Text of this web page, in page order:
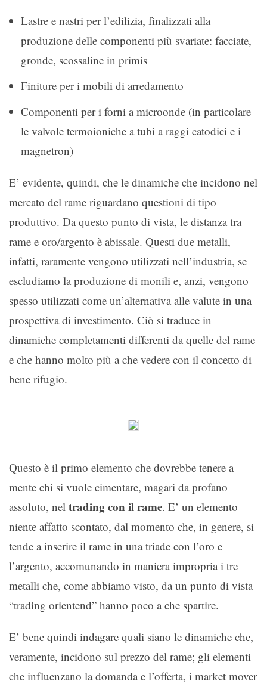
Lastre e nastri per l’edilizia, finalizzati alla
produzione delle componenti più svariate: facciate,
gronde, scossaline in primis
Finiture per i mobili di arredamento
Componenti per i forni a microonde (in particolare
le valvole termoioniche a tubi a raggi catodici e i
magnetron)
E’ evidente, quindi, che le dinamiche che incidono nel
mercato del rame riguardano questioni di tipo
produttivo. Da questo punto di vista, le distanza tra
rame e oro/argento è abissale. Questi due metalli,
infatti, raramente vengono utilizzati nell’industria, se
escludiamo la produzione di monili e, anzi, vengono
spesso utilizzati come un’alternativa alle valute in una
prospettiva di investimento. Ciò si traduce in
dinamiche completamenti differenti da quelle del rame
e che hanno molto più a che vedere con il concetto di
bene rifugio.
Questo è il primo elemento che dovrebbe tenere a
mente chi si vuole cimentare, magari da profano
assoluto, nel trading con il rame. E’ un elemento
niente affatto scontato, dal momento che, in genere, si
tende a inserire il rame in una triade con l’oro e
l’argento, accomunando in maniera impropria i tre
metalli che, come abbiamo visto, da un punto di vista
“trading orientend” hanno poco a che spartire.
E’ bene quindi indagare quali siano le dinamiche che,
veramente, incidono sul prezzo del rame; gli elementi
che influenzano la domanda e l’offerta, i market mover